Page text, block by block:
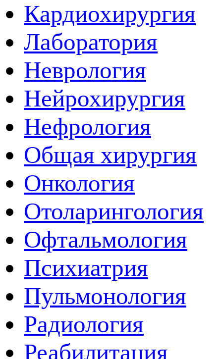
Кардиохирургия
Лаборатория
Неврология
Нейрохирургия
Нефрология
Общая хирургия
Онкология
Отоларингология
Офтальмология
Психиатрия
Пульмонология
Радиология
Реабилитация